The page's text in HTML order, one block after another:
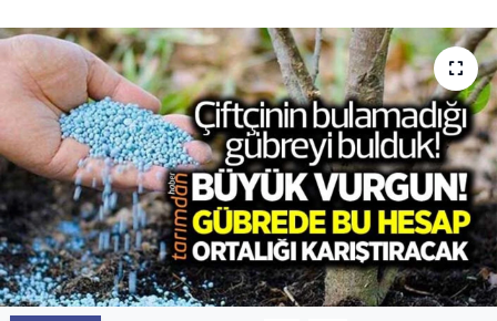
Tarım Bilgisi
Yetiştirici Soruyor
Dünyada Tarım
Üretici Birlikleri
Şeker ve Şekerli Mamüller